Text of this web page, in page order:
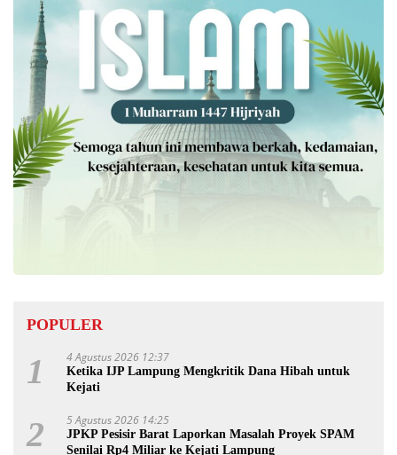
POPULER
1 4 Agustus 2026 12:37
Ketika IJP Lampung Mengkritik Dana Hibah untuk
Kejati
2 5 Agustus 2026 14:25
JPKP Pesisir Barat Laporkan Masalah Proyek SPAM
Senilai Rp4 Miliar ke Kejati Lampung